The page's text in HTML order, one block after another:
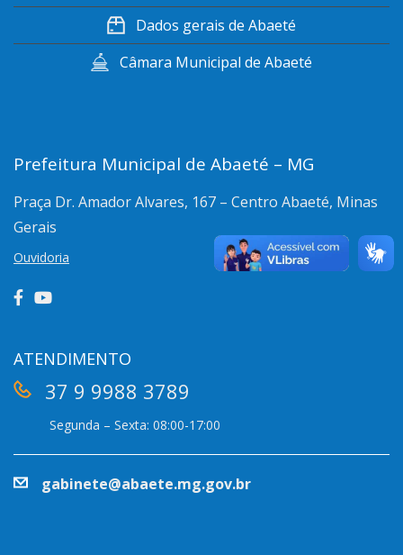
Dados gerais de Abaeté
Câmara Municipal de Abaeté
Prefeitura Municipal de Abaeté – MG
Praça Dr. Amador Alvares, 167 – Centro Abaeté, Minas
Gerais
Ouvidoria
ATENDIMENTO
37 9 9988 3789
Segunda – Sexta: 08:00-17:00
gabinete@abaete.mg.gov.br